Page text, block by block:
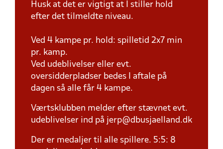
Husk at det er vigtigt at I stiller hold
efter det tilmeldte niveau.
Ved 4 kampe pr. hold: spilletid 2x7 min
pr. kamp.
Ved udeblivelser eller evt.
oversidderpladser bedes I aftale på
dagen så alle får 4 kampe.
Værtsklubben melder efter stævnet evt.
udeblivelser ind på jerp@dbusjaelland.dk
Der er medaljer til alle spillere. 5:5: 8